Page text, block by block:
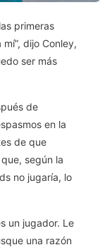
primeras
dijo Conley,
ser más
de
en la
de que
según la
no jugaría, lo
un jugador. Le
una razón